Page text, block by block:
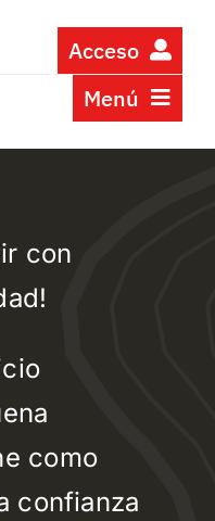
Acceso
IN ENGLISH
Menú
con
como
confianza